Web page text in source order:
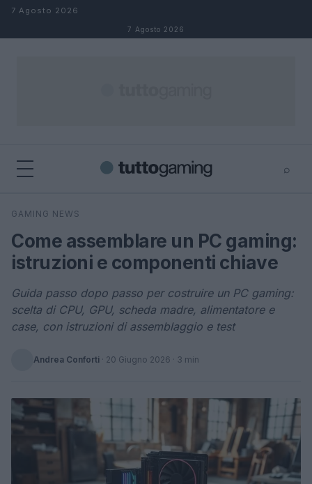
Salta al contenuto
7 Agosto 2026
7 Agosto 2026
⌕
Cerca
GAMING NEWS
Come assemblare un PC gaming:
istruzioni e componenti chiave
Guida passo dopo passo per costruire un PC gaming:
scelta di CPU, GPU, scheda madre, alimentatore e
case, con istruzioni di assemblaggio e test
Andrea Conforti · 20 Giugno 2026 · 3 min